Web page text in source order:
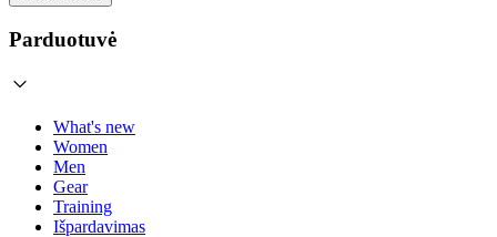
Parduotuvė
What's new
Women
Men
Gear
Training
Išpardavimas